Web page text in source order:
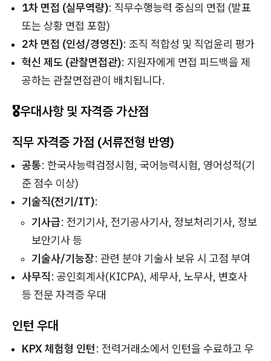
1차 면접 (실무역량): 직무수행능력 중심의 면접 (발표
또는 상황 면접 포함)
2차 면접 (인성/경영진): 조직 적합성 및 직업윤리 평가
혁신 제도 (관찰면접관): 지원자에게 면접 피드백을 제
공하는 관찰면접관이 배치됩니다.
🎖️우대사항 및 자격증 가산점
직무 자격증 가점 (서류전형 반영)
공통: 한국사능력검정시험, 국어능력시험, 영어성적(기
준 점수 이상)
기술직(전기/IT):
기사급: 전기기사, 전기공사기사, 정보처리기사, 정보
보안기사 등
기술사/기능장: 관련 분야 기술사 보유 시 고점 부여
사무직: 공인회계사(KICPA), 세무사, 노무사, 변호사
등 전문 자격증 우대
인턴 우대
KPX 체험형 인턴: 전력거래소에서 인턴을 수료하고 우